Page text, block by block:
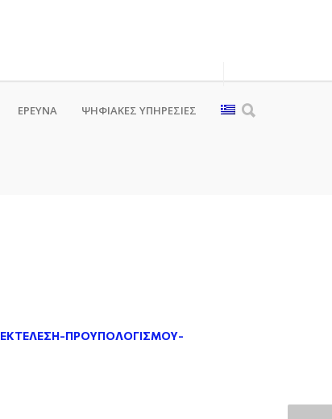
ΕΡΕΥΝΑ ΨΗΦΙΑΚΈΣ ΥΠΗΡΕΣΊΕΣ
ΕΚΤΕΛΕΣΗ-ΠΡΟΥΠΟΛΟΓΙΣΜΟΥ-